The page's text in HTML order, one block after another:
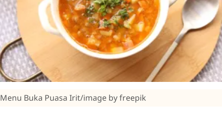
Menu Buka Puasa Irit/image by freepik